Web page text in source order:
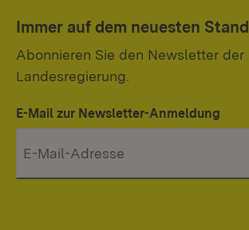
Immer auf dem neuesten Stand
Abonnieren Sie den Newsletter der
Landesregierung.
E-Mail zur Newsletter-Anmeldung